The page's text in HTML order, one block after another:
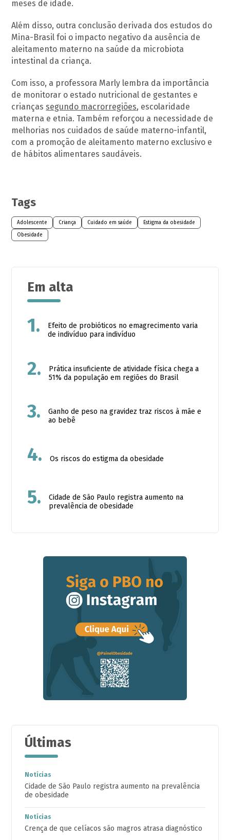
meses de idade.
Além disso, outra conclusão derivada dos estudos do
Mina-Brasil foi o impacto negativo da ausência de
aleitamento materno na saúde da microbiota
intestinal da criança.
Com isso, a professora Marly lembra da importância
de monitorar o estado nutricional de gestantes e
crianças segundo macrorregiões, escolaridade
materna e etnia. Também reforçou a necessidade de
melhorias nos cuidados de saúde materno-infantil,
com a promoção de aleitamento materno exclusivo e
de hábitos alimentares saudáveis.
Tags
Adolescente Criança Cuidado em saúde
Estigma da obesidade
Obesidade
Em alta
1.
Efeito de probióticos no emagrecimento varia
de indivíduo para indivíduo
2.
Prática insuficiente de atividade física chega a
51% da população em regiões do Brasil
3.
Ganho de peso na gravidez traz riscos à mãe e
ao bebê
4. Os riscos do estigma da obesidade
5.
Cidade de São Paulo registra aumento na
prevalência de obesidade
Últimas
Notícias
Cidade de São Paulo registra aumento na prevalência
de obesidade
Notícias
Crença de que celíacos são magros atrasa diagnóstico